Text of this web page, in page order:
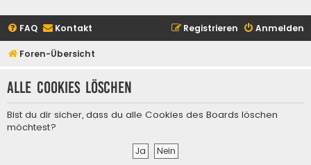
FAQ Kontakt Anmelden
Registrieren
Foren-Übersicht
Alle Cookies löschen
Bist du dir sicher, dass du alle Cookies des Boards löschen
möchtest?